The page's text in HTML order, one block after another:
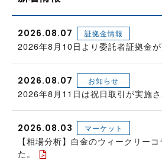
2026.08.07 証拠金情報
2026年8月10日より委託者証拠金が
2026.08.07 お知らせ
2026年8月11日は祝日取引が実施さ
2026.08.03 マーケット
【相場分析】白金のウィークリー
た。